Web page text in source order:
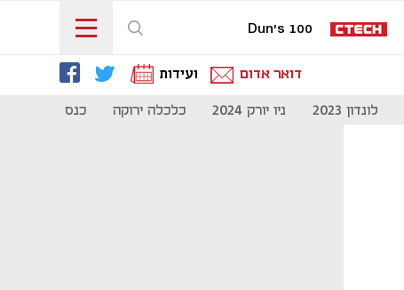
Dun's 100
דואר אדום ועידות
לונדון 2023 ניו יורק 2024 כלכלה ירוקה כנס מיליון